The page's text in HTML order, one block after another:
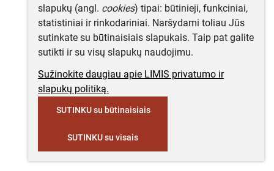
slapukų (angl. cookies) tipai: būtinieji, funkciniai,
statistiniai ir rinkodariniai. Naršydami toliau Jūs
sutinkate su būtinaisiais slapukais. Taip pat galite
sutikti ir su visų slapukų naudojimu.
Sužinokite daugiau apie LIMIS privatumo ir
slapukų politiką.
SUTINKU su būtinaisiais
SUTINKU su visais